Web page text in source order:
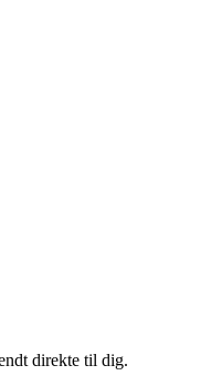
direkte til dig.